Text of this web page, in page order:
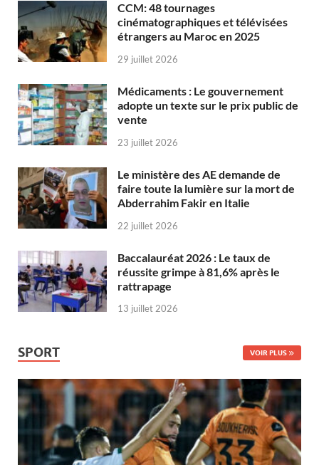
CCM: 48 tournages
cinématographiques et télévisées
étrangers au Maroc en 2025
29 juillet 2026
Médicaments : Le gouvernement
adopte un texte sur le prix public de
vente
23 juillet 2026
Le ministère des AE demande de
faire toute la lumière sur la mort de
Abderrahim Fakir en Italie
22 juillet 2026
Baccalauréat 2026 : Le taux de
réussite grimpe à 81,6% après le
rattrapage
13 juillet 2026
SPORT VOIR PLUS